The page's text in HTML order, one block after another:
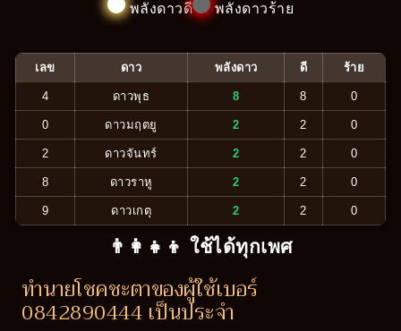
พลังดาวดี พลังดาวร้าย
เลข ดาว พลังดาว ดี ร้าย
4 ดาวพุธ 8 8 0
0 ดาวมฤตยู 2 2 0
2 ดาวจันทร์ 2 2 0
8 ดาวราหู 2 2 0
9 ดาวเกตุ 2 2 0
👨‍👩‍👧‍👦 ใช้ได้ทุกเพศ
ทำนายโชคชะตาของผู้ใช้เบอร์
0842890444 เป็นประจำ